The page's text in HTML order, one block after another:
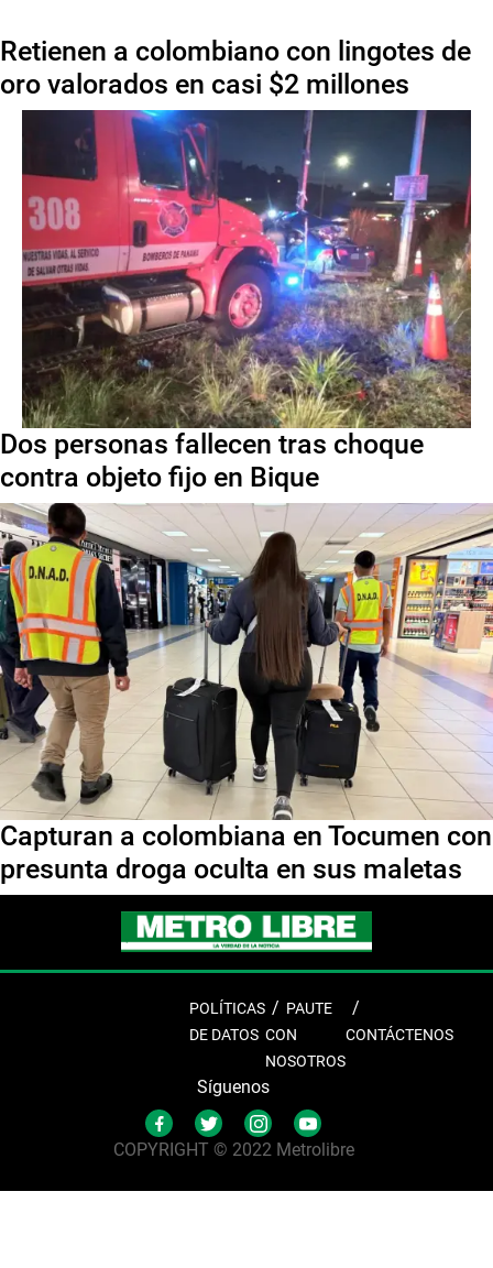
Retienen a colombiano con lingotes de
oro valorados en casi $2 millones
Dos personas fallecen tras choque
contra objeto fijo en Bique
Capturan a colombiana en Tocumen con
presunta droga oculta en sus maletas
POLÍTICAS
DE DATOS
PAUTE
CON
NOSOTROS
CONTÁCTENOS
Síguenos
COPYRIGHT © 2022 Metrolibre